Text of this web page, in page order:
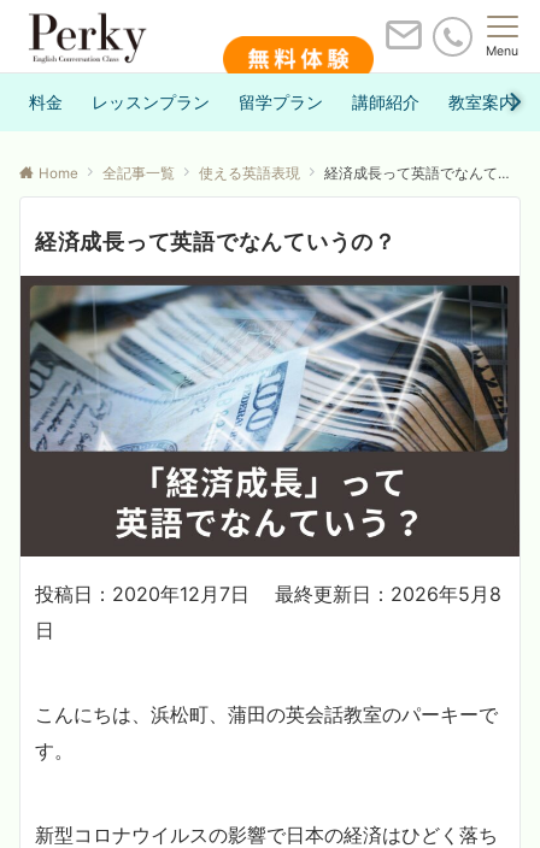
Menu
料金 レッスンプラン 留学プラン 講師紹介 教室案内
Home 全記事一覧 使える英語表現 経済成長って英語でなんていうの？
経済成長って英語でなんていうの？
投稿日：2020年12月7日
最終更新日：2026年5月8
日
こんにちは、浜松町、蒲田の英会話教室のパーキーで
す。
新型コロナウイルスの影響で日本の経済はひどく落ち